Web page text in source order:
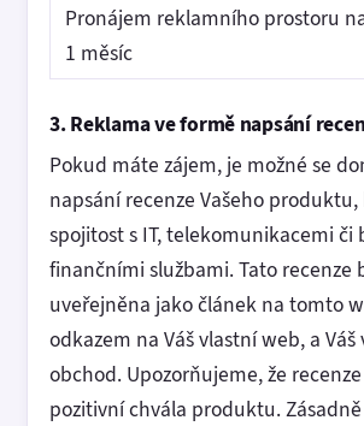
Pronájem reklamního prostoru
1 měsíc
3. Reklama ve formě napsání
Pokud máte zájem, je možné se
napsání recenze Vašeho
spojitost s IT, telekomunikacemi či
finančními službami. Tato recenze
uveřejněna jako článek na tomto
odkazem na Váš vlastní web, a Váš
obchod. Upozorňujeme, že recenze
pozitivní chvála produktu. Zásadně